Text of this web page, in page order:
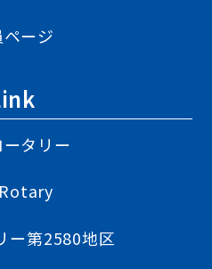
ージ
タリー
ー第2580地区